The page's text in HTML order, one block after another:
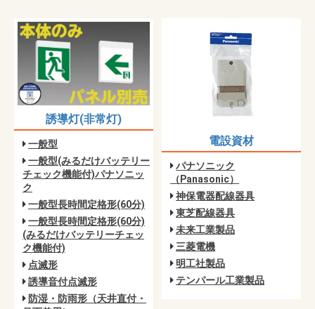
誘導灯(非常灯)
一般型
一般型(みるだけバッテリー
チェック機能付)パナソニッ
ク
一般型長時間定格形(60分)
一般型長時間定格形(60分)
(みるだけバッテリーチェッ
ク機能付)
点滅形
誘導音付点滅形
防湿・防雨形（天井直付・
電設資材
パナソニック
（Panasonic）
神保電器配線器具
東芝配線器具
未来工業製品
三菱電機
明工社製品
テンパール工業製品